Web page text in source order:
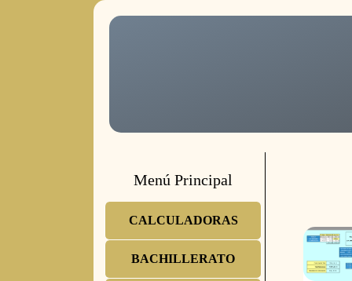
Menú Principal
CALCULADORAS
BACHILLERATO